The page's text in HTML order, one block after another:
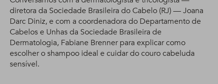
diretora da Sociedade Brasileira do Cabelo (RJ) — Joana
Darc Diniz, e com a coordenadora do Departamento de
Cabelos e Unhas da Sociedade Brasileira de
Dermatologia, Fabiane Brenner para explicar como
escolher o shampoo ideal e cuidar do couro cabeluda
sensível.